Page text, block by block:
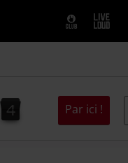
1
2
1
3
2 Par ici !